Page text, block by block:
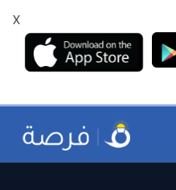
X